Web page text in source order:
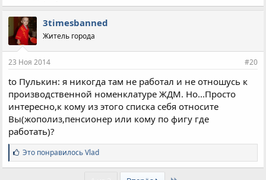
3timesbanned
Житель города
23 Ноя 2014 #20
to Пулькин: я никогда там не работал и не отношусь к
производственной номенклатуре ЖДМ. Но...Просто
интересно,к кому из этого списка себя относите
Вы(жополиз,пенсионер или кому по фигу где
работать)?
С
и
м
Это понравилосьVlad